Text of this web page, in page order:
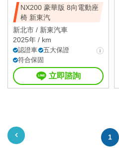
NX200 豪華版 8向電動座
椅 新東汽
新北市 / 新東汽車
2025年 / km
認證車
五大保證
符合保固
立即諮詢
1